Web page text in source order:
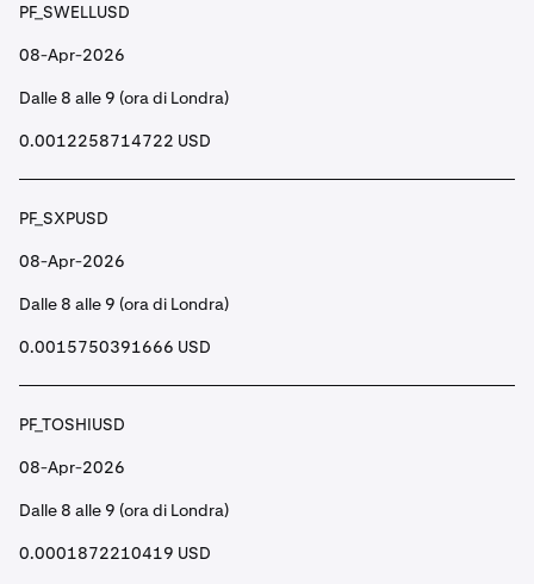
PF_SWELLUSD
08-Apr-2026
Dalle 8 alle 9 (ora di Londra)
0.0012258714722 USD
PF_SXPUSD
08-Apr-2026
Dalle 8 alle 9 (ora di Londra)
0.0015750391666 USD
PF_TOSHIUSD
08-Apr-2026
Dalle 8 alle 9 (ora di Londra)
0.0001872210419 USD